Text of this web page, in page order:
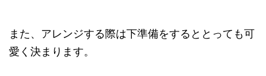
また、アレンジする際は下準備をするととっても可
愛く決まります。